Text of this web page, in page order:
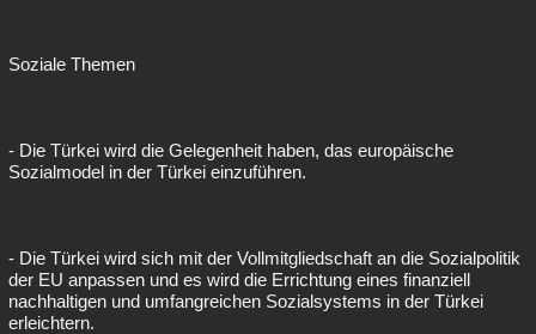
Soziale Themen
- Die Türkei wird die Gelegenheit haben, das europäische
Sozialmodel in der Türkei einzuführen.
- Die Türkei wird sich mit der Vollmitgliedschaft an die Sozialpolitik
der EU anpassen und es wird die Errichtung eines finanziell
nachhaltigen und umfangreichen Sozialsystems in der Türkei
erleichtern.